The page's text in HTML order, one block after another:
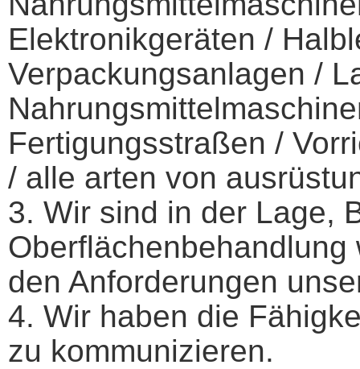
Elektronikgeräten /
Verpackungsanlagen /
Fertigungsstraßen /
/ alle arten von
3. Wir sind in der Lage,
den Anforderungen
4. Wir haben die
zu kommunizieren.